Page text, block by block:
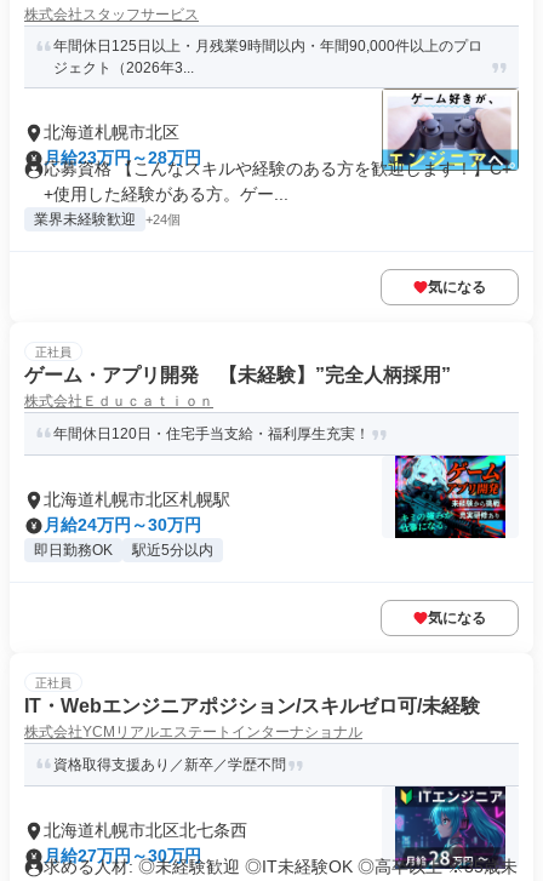
株式会社スタッフサービス
年間休日125日以上・月残業9時間以内・年間90,000件以上のプロ
ジェクト（2026年3...
北海道札幌市北区
月給23万円～28万円
応募資格 【こんなスキルや経験のある方を歓迎します！】C+
+使用した経験がある方。ゲー...
業界未経験歓迎 +24個
気になる
正社員
ゲーム・アプリ開発 【未経験】”完全人柄採用”
株式会社Ｅｄｕｃａｔｉｏｎ
年間休日120日・住宅手当支給・福利厚生充実！
北海道札幌市北区札幌駅
月給24万円～30万円
即日勤務OK 駅近5分以内
気になる
正社員
IT・Webエンジニアポジション/スキルゼロ可/未経験
株式会社YCMリアルエステートインターナショナル
資格取得支援あり／新卒／学歴不問
北海道札幌市北区北七条西
月給27万円～30万円
求める人材: ◎未経験歓迎 ◎IT未経験OK ◎高卒以上 ※35歳未